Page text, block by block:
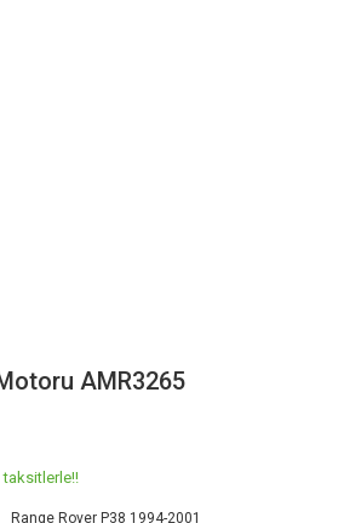
AMR3265
taksitlerle!!
Range Rover P38 1994-2001